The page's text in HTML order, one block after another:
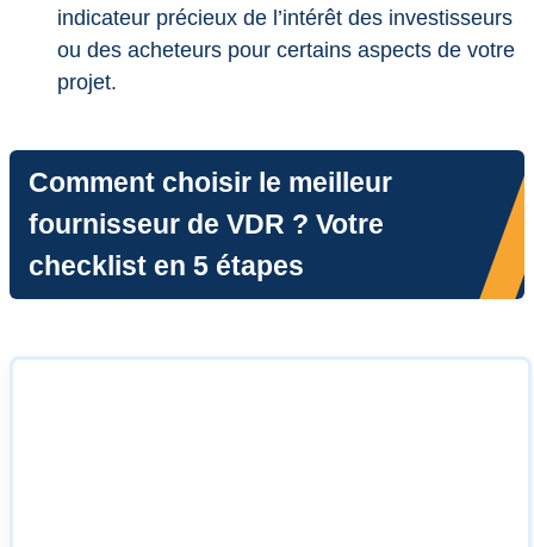
indicateur précieux de l’intérêt des investisseurs
ou des acheteurs pour certains aspects de votre
projet.
Comment choisir le meilleur
fournisseur de VDR ? Votre
checklist en 5 étapes